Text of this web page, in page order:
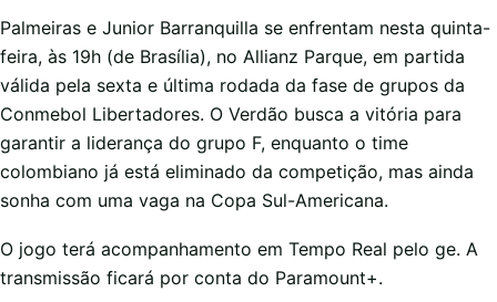
Palmeiras e Junior Barranquilla se enfrentam nesta quinta-
feira, às 19h (de Brasília), no Allianz Parque, em partida
válida pela sexta e última rodada da fase de grupos da
Conmebol Libertadores. O Verdão busca a vitória para
garantir a liderança do grupo F, enquanto o time
colombiano já está eliminado da competição, mas ainda
sonha com uma vaga na Copa Sul-Americana.
O jogo terá acompanhamento em Tempo Real pelo ge. A
transmissão ficará por conta do Paramount+.